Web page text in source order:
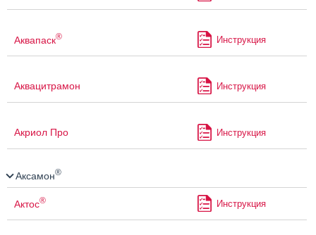
Аквапаск® Инструкция
Аквацитрамон Инструкция
Акриол Про Инструкция
Аксамон®
Актос® Инструкция